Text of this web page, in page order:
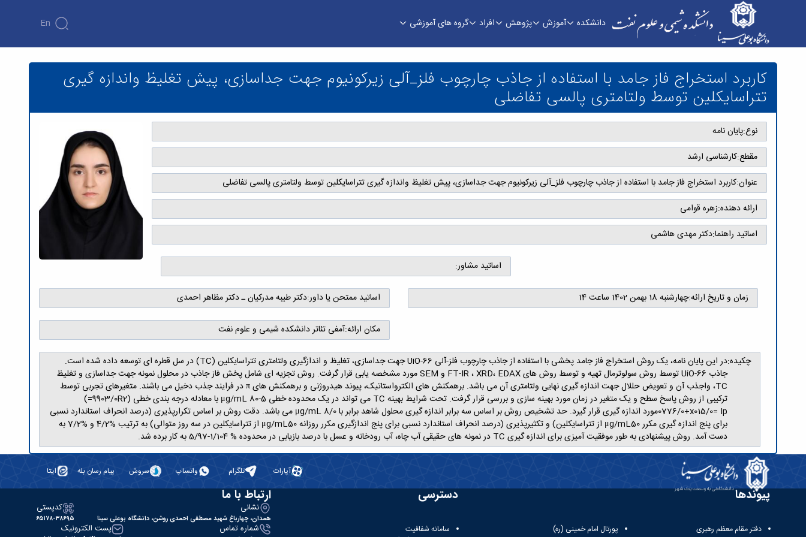
دانشکده آموزش پژوهش افراد گروه های آموزشی En
تفاضلی - دانشکده شیمی و علوم نفت
کاربرد استخراج فاز جامد با استفاده از جاذب چارچوب فلز_آلی زیرکونیوم جهت جداسازی، پیش تغلیظ واندازه گیری
تتراسایکلین توسط ولتامتری پالسی تفاضلی
نوع:پایان نامه
مقطع:کارشناسی ارشد
عنوان:کاربرد استخراج فاز جامد با استفاده از جاذب چارچوب فلز_آلی زیرکونیوم جهت جداسازی، پیش تغلیظ واندازه گیری تتراسایکلین توسط ولتامتری پالسی تفاضلی
ارائه دهنده:زهره قوامی
اساتید راهنما:دکتر مهدی هاشمی
اساتید مشاور:
اساتید ممتحن یا داور:دکتر طیبه مدرکیان ـ دکتر مظاهر احمدی زمان و تاریخ ارائه:چهارشنبه 18 بهمن 1402 ساعت 14
مکان ارائه:آمفی تئاتر دانشکده شیمی و علوم نفت
چکیده:
در این پایان نامه، یک روش استخراج فاز جامد پخشی با استفاده از جاذب چارچوب فلز-آلی UiO-66 جهت جداسازی، تغلیظ و اندازگیری ولتامتری تتراسایکلین (TC) در سل قطره ای توسعه داده شده است.
جاذب UiO-66 توسط روش سولوترمال تهیه و توسط روش های FT-IR ، XRD، EDAX و SEM مورد مشخصه یابی قرار گرفت. روش تجزیه ای شامل پخش فاز جاذب در محلول نمونه جهت جداسازی و تغلیظ
TC، واجذب آن و تعویض حللال جهت اندازه گیری نهایی ولتامتری آن می باشد. برهمکنش های الکترواستاتیک، پیوند هیدروژنی و برهمکنش های π در فرایند جذب دخیل می باشند. متغیرهای تجربی توسط
ترکیبی از روش پاسخ سطح و یک متغیر در زمان مورد بهینه سازی و بررسی قرار گرفت. تحت شرایط بهینه TC می تواند در یک محدوده خطی μg/mL 80-5 با معادله درجه بندی خطی (9903/0R2=)
0776/0+x015/0= Ipمورد اندازه گیری قرار گیرد. حد تشخیص روش بر اساس سه برابر اندازه گیری محلول شاهد برابر با μg/mL 8/0 می باشد. دقت روش بر اساس تکرارپذیری (درصد انحراف استاندارد نسبی
برای پنج اندازه گیری مکرر μg/mL50 از تتراسایکلین) و تکثیرپذیری (درصد انحراف استاندارد نسبی برای پنج اندازگیری مکرر روزانه μg/mL50 از تتراسایکلین در سه روز متوالی) به ترتیب %4/2 و %7/2 به
دست آمد. روش پیشنهادی به طور موفقیت آمیزی برای اندازه گیری TC در نمونه های حقیقی آب چاه، آب رودخانه و عسل با درصد بازیابی در محدوده % 1/104-5/97 به کار برده شد.
آپارات تلگرام واتساپ سروش پیام رسان بله ایتا
پیوندها
دفتر مقام معظم رهبری پورتال امام خمینی (ره)
دسترسی
سامانه شفافیت
ارتباط با ما
نشانی
همدان، چهارباغ شهید مصطفی احمدی روشن، دانشگاه بوعلی سینا
کدپستی
۶۵۱۷۸-۳۸۶۹۵
شماره تماس پست الکترونیک